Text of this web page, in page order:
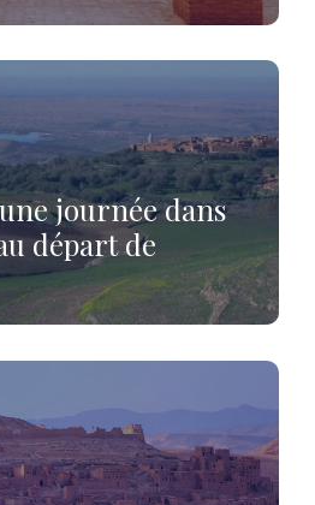
journée dans
départ de